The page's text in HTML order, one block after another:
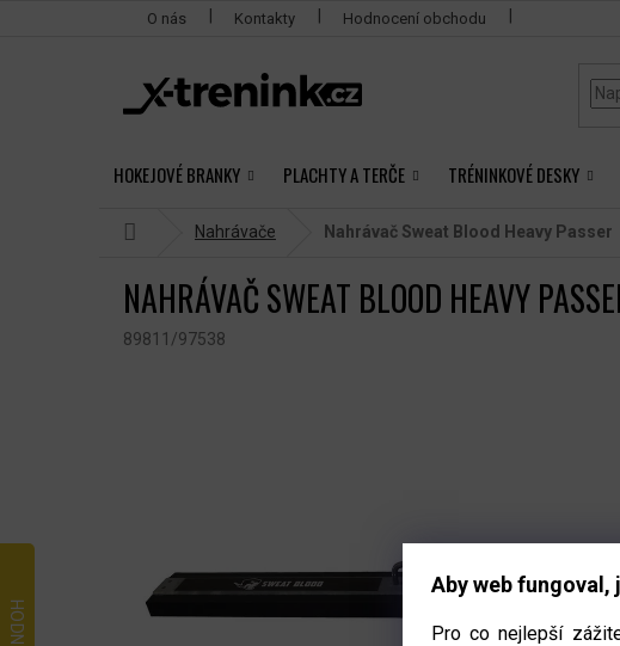
Aby web fungoval,
Pro co nejlepší
O nás Kontakty Hodnocení obchodu Vše o
HOKEJOVÉ BRANKY PLACHTY A TERČE TRÉNINKOVÉ DESKY
Nahrávače Nahrávač Sweat Blood Heavy Passer
NAHRÁVAČ SWEAT BLOOD HEAVY
89811/97538